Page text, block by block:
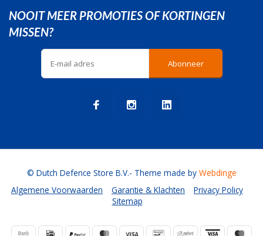
NOOIT MEER PROMOTIES OF KORTINGEN
MISSEN?
Abonneer
Algemene Voorwaarden Garantie & Klachten
Privacy Policy
Sitemap
© Dutch Defence Store B.V.- Theme made by Webdinge